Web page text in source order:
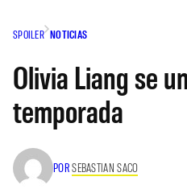
SPOILER NOTICIAS
Olivia Liang se
temporada
PORSEBASTIAN SACO